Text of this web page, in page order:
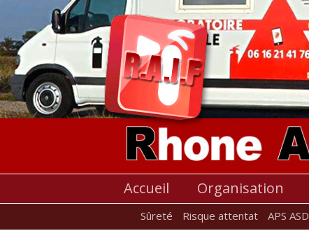
Accueil Organisation
Sûreté Risque attentat APS ASD